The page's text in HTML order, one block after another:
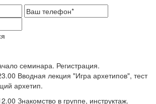
семинара. Регистрация.
Вводная лекция "Игра архетипов", тест
архетип.
Знакомство в группе, инструктаж.